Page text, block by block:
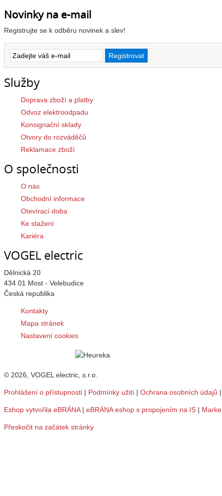
Novinky na e-mail
Registrujte se k odběru novinek a slev!
Služby
Doprava zboží a platby
Odvoz elektroodpadu
Konsignační sklady
Otvory do rozváděčů
Reklamace zboží
O společnosti
O nás
Obchodní informace
Otevírací doba
Ke stažení
Kariéra
VOGEL electric
Dělnická 20
434 01 Most - Velebudice
Česká republika
Kontakty
Mapa stránek
Nastavení cookies
© 2026, VOGEL electric, s.r.o.
Prohlášení o přístupnosti | Podmínky užití | Ochrana osobních údajů
Eshop vytvořila eBRÁNA| eBRÁNA eshop s propojením na IS |
Přeskočit na začátek stránky